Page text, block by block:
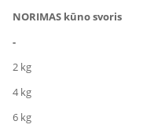
NORIMAS kūno svoris
-
2 kg
4 kg
6 kg